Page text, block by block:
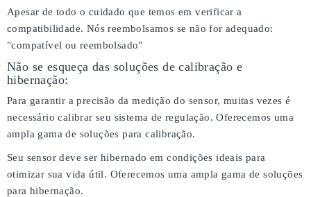
Apesar de todo o cuidado que temos em verificar a
compatibilidade. Nós reembolsamos se não for adequado:
"compatível ou reembolsado"
Não se esqueça das soluções de calibração e
hibernação:
Para garantir a precisão da medição do sensor, muitas vezes é
necessário calibrar seu sistema de regulação. Oferecemos uma
ampla gama de soluções para calibração.
Seu sensor deve ser hibernado em condições ideais para
otimizar sua vida útil. Oferecemos uma ampla gama de soluções
para hibernação.